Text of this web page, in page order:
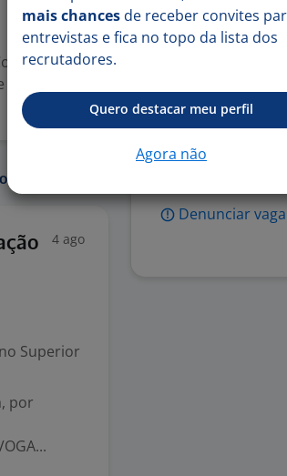
4 ago
Superior
por
Experiência
Bônus por
Vale-transporte
Denunciar vaga
mais chances de receber convites
entrevistas e fica no topo da lista dos
recrutadores.
Quero destacar meu perfil
Agora não